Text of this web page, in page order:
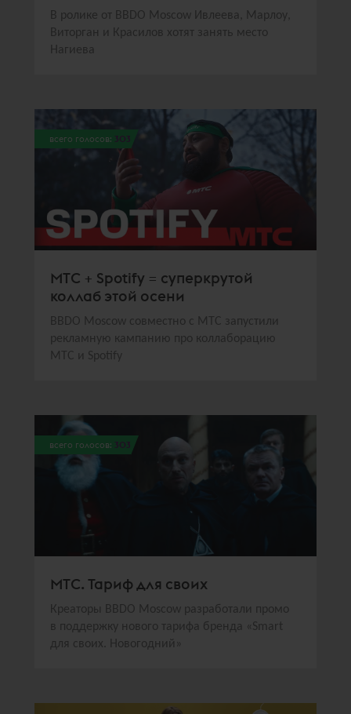
В ролике от BBDO Moscow Ивлеева, Марлоу,
Виторган и Красилов хотят занять место
Нагиева
всего голосов: 303
МТС + Spotify = суперкрутой
коллаб этой осени
BBDO Moscow совместно с МТС запустили
рекламную кампанию про коллаборацию
МТС и Spotify
всего голосов: 303
МТС. Тариф для своих
Креаторы BBDO Moscow разработали промо
в поддержку нового тарифа бренда «Smart
для своих. Новогодний»